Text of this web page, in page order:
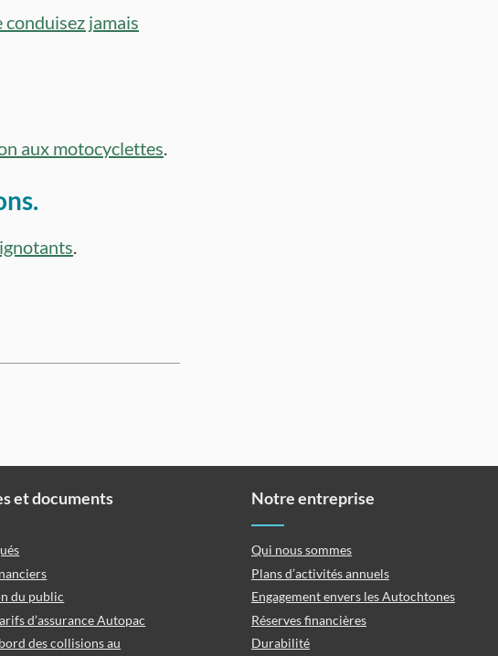
conduisez jamais
aux motocyclettes.
.
et documents
du public
d’assurance Autopac
des collisions au
Notre entreprise
Qui nous sommes
Plans d’activités annuels
Engagement envers les Autochtones
Réserves financières
Durabilité